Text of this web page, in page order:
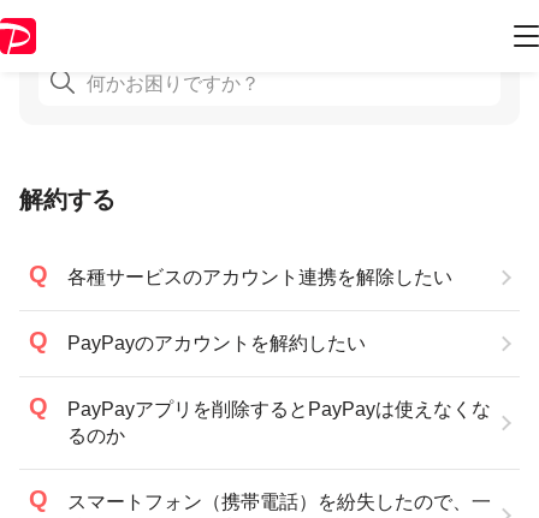
解約する
各種サービスのアカウント連携を解除したい
PayPayのアカウントを解約したい
PayPayアプリを削除するとPayPayは使えなくな
るのか
スマートフォン（携帯電話）を紛失したので、一